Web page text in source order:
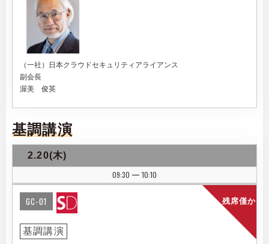
（一社）日本クラウドセキュリティアライアンス
副会長
渥美 俊英
基調講演
2.20(木)
09:30
| 10:10
残席僅か
GC-01
基調講演